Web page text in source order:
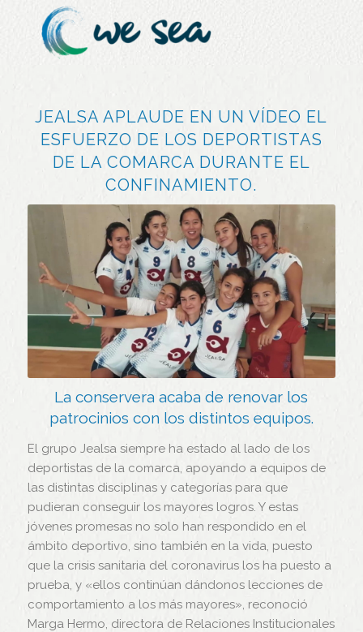
JEALSA APLAUDE EN UN VÍDEO EL
ESFUERZO DE LOS DEPORTISTAS
DE LA COMARCA DURANTE EL
CONFINAMIENTO.
La conservera acaba de renovar los
patrocinios con los distintos equipos.
El grupo Jealsa siempre ha estado al lado de los
deportistas de la comarca, apoyando a equipos de
las distintas disciplinas y categorías para que
pudieran conseguir los mayores logros. Y estas
jóvenes promesas no solo han respondido en el
ámbito deportivo, sino también en la vida, puesto
que la crisis sanitaria del coronavirus los ha puesto a
prueba, y «ellos continúan dándonos lecciones de
comportamiento a los más mayores», reconoció
Marga Hermo, directora de Relaciones Institucionales